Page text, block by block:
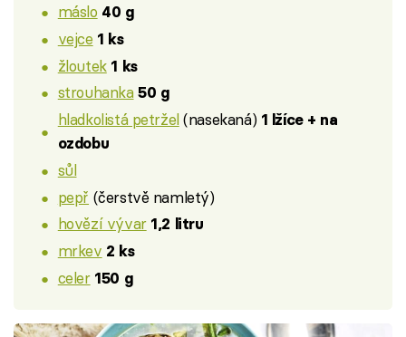
máslo 40 g
vejce 1 ks
žloutek 1 ks
strouhanka 50 g
hladkolistá petržel(nasekaná) 1 lžíce + na
ozdobu
sůl
pepř (čerstvě namletý)
hovězí vývar 1,2 litru
mrkev 2 ks
celer 150 g